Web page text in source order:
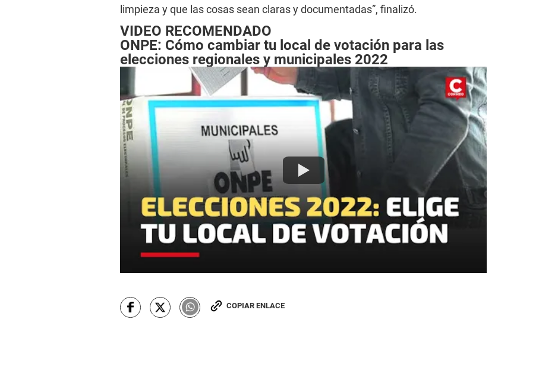
limpieza y que las cosas sean claras y documentadas”, finalizó.
VIDEO RECOMENDADO
ONPE: Cómo cambiar tu local de votación para las
elecciones regionales y municipales 2022
COPIAR ENLACE